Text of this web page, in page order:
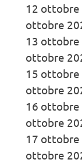
12 ottobre
ottobre
13 ottobre
ottobre
15 ottobre
ottobre
16 ottobre
ottobre
17 ottobre
ottobre